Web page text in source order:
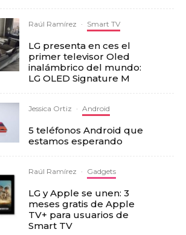
Raúl Ramírez · Smart TV
LG presenta en ces el
primer televisor Oled
inalámbrico del mundo:
LG OLED Signature M
Jessica Ortiz · Android
5 teléfonos Android que
estamos esperando
Raúl Ramírez · Gadgets
LG y Apple se unen: 3
meses gratis de Apple
TV+ para usuarios de
Smart TV